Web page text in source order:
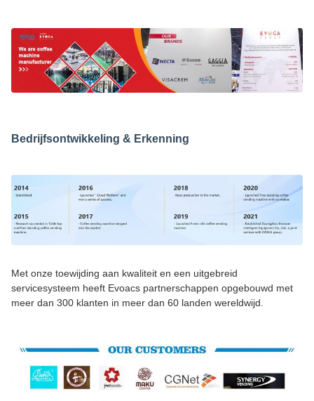
Bedrijfsontwikkeling & Erkenning
Met onze toewijding aan kwaliteit en een uitgebreid
servicesysteem heeft Evoacs partnerschappen opgebouwd met
meer dan 300 klanten in meer dan 60 landen wereldwijd.